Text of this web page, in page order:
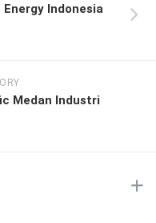
Indonesia
Medan Industri